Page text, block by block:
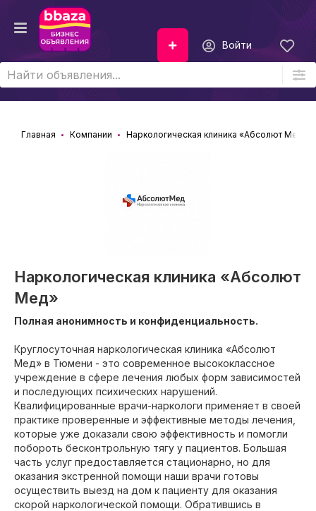
Войти
Главная Компании Наркологическая клиника «Абсолют Мед»
Наркологическая клиника «Абсолют
Мед»
Полная анонимность и конфиденциальность.
Круглосуточная наркологическая клиника «Абсолют
Мед» в Тюмени - это современное высококлассное
учреждение в сфере лечения любых форм зависимостей
и последующих психических нарушений.
Квалифицированные врачи-наркологи применяет в своей
практике проверенные и эффективные методы лечения,
которые уже доказали свою эффективность и помогли
побороть бесконтрольную тягу у пациентов. Большая
часть услуг предоставляется стационарно, но для
оказания экстренной помощи наши врачи готовы
осуществить выезд на дом к пациенту для оказания
скорой наркологической помощи. Обратившись в